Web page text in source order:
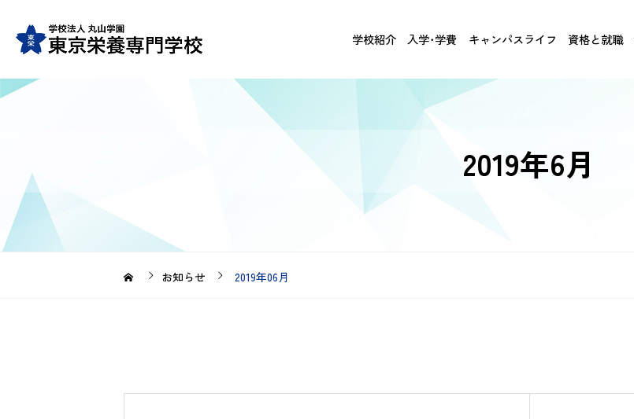
学校紹介 入学･学費 キャンパスライフ 資格と就職
2019年6月
お知らせ 2019年06月